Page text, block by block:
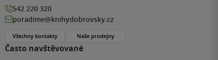
Často navštěvované
542 220 320
poradime@knihydobrovsky.cz
Všechny kontakty Naše prodejny